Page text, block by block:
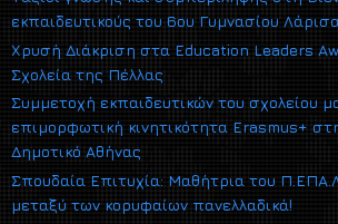
εκπαιδευτικούς του 6ου Γυμνασίου
Χρυσή Διάκριση στα Education Leaders
Σχολεία της Πέλλας
Συμμετοχή εκπαιδευτικών του σχολείου
επιμορφωτική κινητικότητα Erasmus+
Δημοτικό Αθήνας
Σπουδαία Επιτυχία: Μαθήτρια του
μεταξύ των κορυφαίων πανελλαδικά!